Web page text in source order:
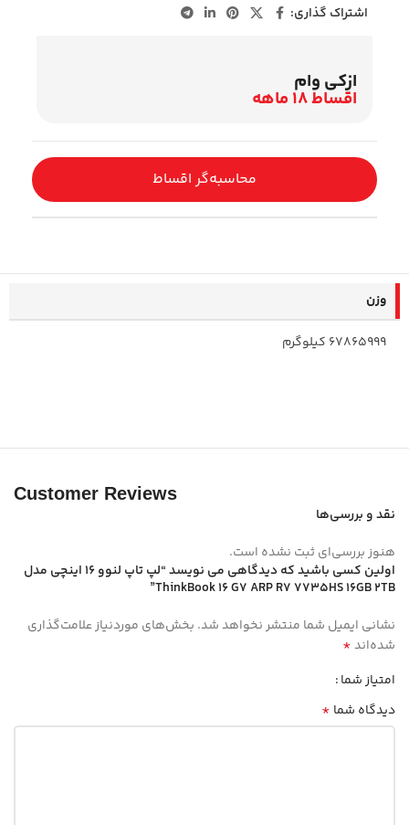
اشتراک گذاری:
ازکی وام
اقساط 18 ماهه
محاسبه‌گر اقساط
وزن
67865999 کیلوگرم
Customer Reviews
نقد و بررسی‌ها
هنوز بررسی‌ای ثبت نشده است.
اولین کسی باشید که دیدگاهی می نویسد “لپ تاپ لنوو 16 اینچی مدل
ThinkBook 16 G7 ARP R7 7735HS 16GB 2TB”
نشانی ایمیل شما منتشر نخواهد شد. بخش‌های موردنیاز علامت‌گذاری
شده‌اند*
امتیاز شما
دیدگاه شما *